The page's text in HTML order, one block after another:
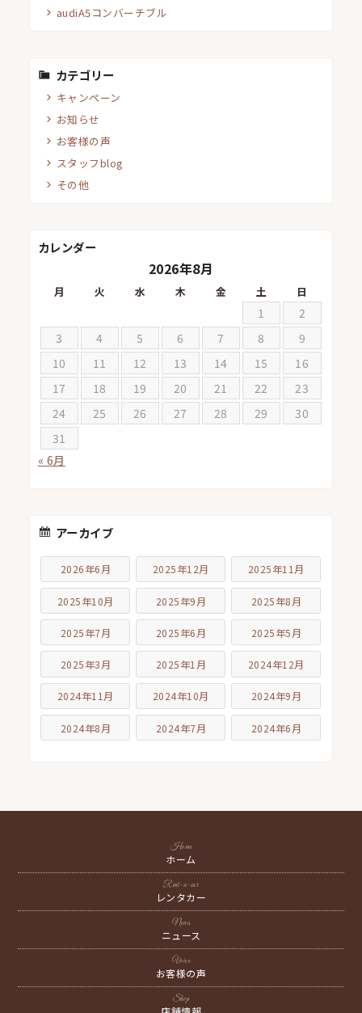
audiA5コンバーチブル
カテゴリー
キャンペーン
お知らせ
お客様の声
スタッフblog
その他
カレンダー
2026年8月
月 火 水 木 金 土 日
1
2
3
4 5 6 7 8
9
10
11 12 13 14 15
16
17
18 19 20 21 22
23
24
25 26 27 28 29
30
31
« 6月
アーカイブ
2026年6月 2025年12月 2025年11月
2025年10月 2025年9月 2025年8月
2025年7月 2025年6月 2025年5月
2025年3月 2025年1月 2024年12月
2024年11月 2024年10月 2024年9月
2024年8月 2024年7月 2024年6月
Home
ホーム
Rent-a-car
レンタカー
News
ニュース
Voice
お客様の声
Shop